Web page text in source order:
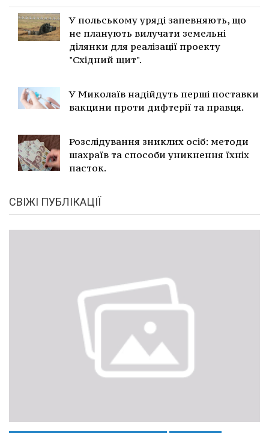
У польському уряді запевняють, що
не планують вилучати земельні
ділянки для реалізації проекту
"Східний щит".
У Миколаїв надійдуть перші поставки
вакцини проти дифтерії та правця.
Розслідування зниклих осіб: методи
шахраїв та способи уникнення їхніх
пасток.
СВІЖІ ПУБЛІКАЦІЇ